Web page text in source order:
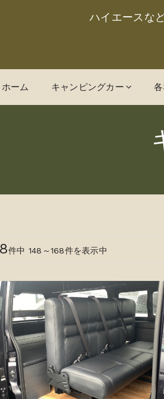
ハイエースな
ホーム キャンピングカー
件中 148～168件を表示中